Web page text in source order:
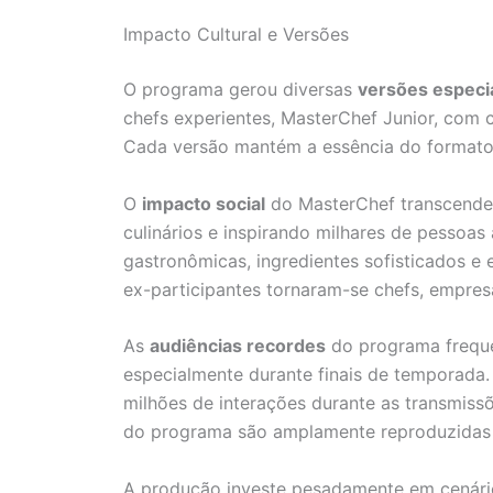
Impacto Cultural e Versões
O programa gerou diversas versões
chefs experientes, MasterChef Junior, com
Cada versão mantém a essência do
O impacto social do MasterChef
culinários e inspirando milhares de
gastronômicas, ingredientes sofisticados e
ex-participantes tornaram-se chefs,
As audiências recordes do programa
especialmente durante finais de
milhões de interações durante as
do programa são amplamente
A produção investe pesadamente em